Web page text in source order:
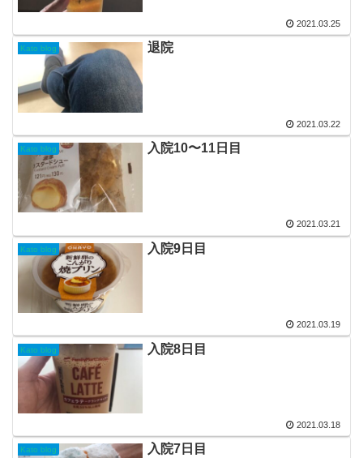
2021.03.25
Kato blog 退院
2021.03.22
Kato blog 入院10〜11日目
2021.03.21
Kato blog 入院9日目
2021.03.19
Kato blog 入院8日目
2021.03.18
Kato blog 入院7日目